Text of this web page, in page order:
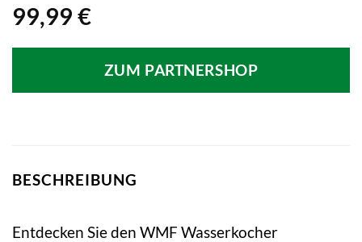
99,99 €
ZUM PARTNERSHOP
BESCHREIBUNG
Entdecken Sie den WMF Wasserkocher